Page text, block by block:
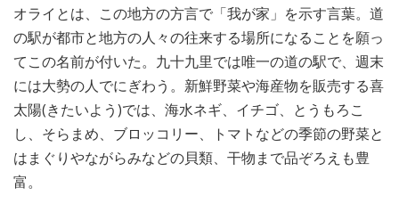
オライとは、この地方の方言で「我が家」を示す言葉。道
の駅が都市と地方の人々の往来する場所になることを願っ
てこの名前が付いた。九十九里では唯一の道の駅で、週末
には大勢の人でにぎわう。新鮮野菜や海産物を販売する喜
太陽(きたいよう)では、海水ネギ、イチゴ、とうもろこ
し、そらまめ、ブロッコリー、トマトなどの季節の野菜と
はまぐりやながらみなどの貝類、干物まで品ぞろえも豊
富。